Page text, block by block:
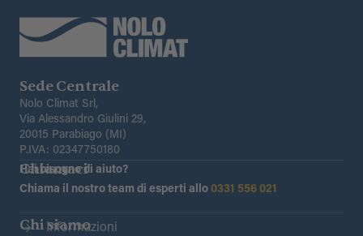
Sede Centrale
Nolo Climat Srl,
Via Alessandro Giulini 29,
20015 Parabiago (MI)
P.IVA: 02347750180
Chiamaci
Hai bisogno di aiuto?
Chiama il nostro team di esperti allo 0331 556 021
Chi siamo
Informazioni